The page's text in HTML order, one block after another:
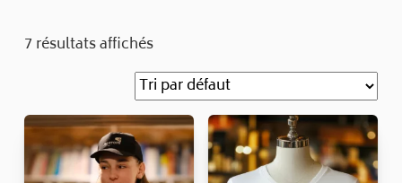
7 résultats affichés